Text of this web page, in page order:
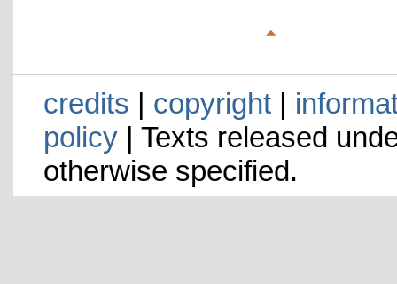
credits | copyright|
policy| Texts released
otherwise specified.